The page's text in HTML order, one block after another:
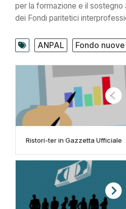
per la formazione e il sostegno
dei Fondi paritetici
ANPAL Fondo
Ristori-ter in Gazzetta Ufficiale